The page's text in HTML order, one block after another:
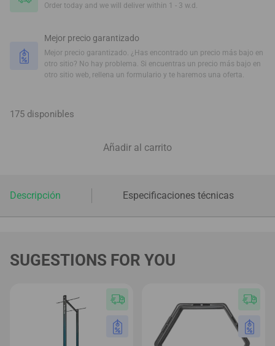
Order today and we will deliver within 1 - 3 w.d.
Mejor precio garantizado
Mejor precio garantizado. ¿Has encontrado un precio más bajo en
otro sitio? No hay problema. Si encuentras un precio más bajo en
otro sitio web, rellena un formulario y te haremos una oferta.
175 disponibles
Añadir al carrito
Descripción Especificaciones técnicas
SUGESTIONS FOR YOU